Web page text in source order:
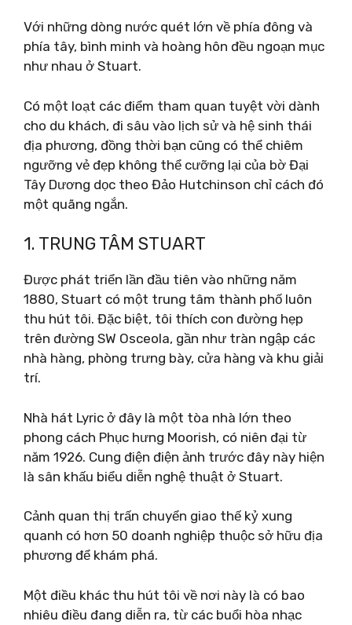
Với những dòng nước quét lớn về phía đông và
phía tây, bình minh và hoàng hôn đều ngoạn mục
như nhau ở Stuart.
Có một loạt các điểm tham quan tuyệt vời dành
cho du khách, đi sâu vào lịch sử và hệ sinh thái
địa phương, đồng thời bạn cũng có thể chiêm
ngưỡng vẻ đẹp không thể cưỡng lại của bờ Đại
Tây Dương dọc theo Đảo Hutchinson chỉ cách đó
một quãng ngắn.
1. TRUNG TÂM STUART
Được phát triển lần đầu tiên vào những năm
1880, Stuart có một trung tâm thành phố luôn
thu hút tôi. Đặc biệt, tôi thích con đường hẹp
trên đường SW Osceola, gần như tràn ngập các
nhà hàng, phòng trưng bày, cửa hàng và khu giải
trí.
Nhà hát Lyric ở đây là một tòa nhà lớn theo
phong cách Phục hưng Moorish, có niên đại từ
năm 1926. Cung điện điện ảnh trước đây này hiện
là sân khấu biểu diễn nghệ thuật ở Stuart.
Cảnh quan thị trấn chuyển giao thế kỷ xung
quanh có hơn 50 doanh nghiệp thuộc sở hữu địa
phương để khám phá.
Một điều khác thu hút tôi về nơi này là có bao
nhiêu điều đang diễn ra, từ các buổi hòa nhạc